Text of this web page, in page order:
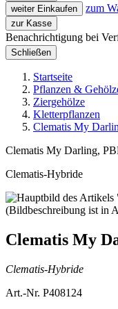
weiter Einkaufen
zum
zur Kasse
Benachrichtigung bei
Schließen
Startseite
Pflanzen &
Ziergehölze
Kletterpflanzen
Clematis My
Clematis My Darling,
Clematis-Hybride
Clematis My
Clematis-Hybride
Art.-Nr. P408124